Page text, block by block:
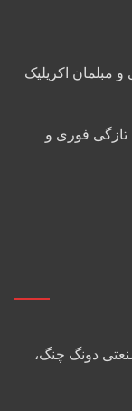
مبلمان اکریلیک
تازگی فوری و
صنعتی دونگ چنگ،